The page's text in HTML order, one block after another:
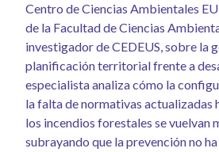
Centro de Ciencias Ambientales
de la Facultad de Ciencias
investigador de CEDEUS, sobre la
planificación territorial frente a
especialista analiza cómo la
la falta de normativas actualizadas
los incendios forestales se vuelvan
subrayando que la prevención no